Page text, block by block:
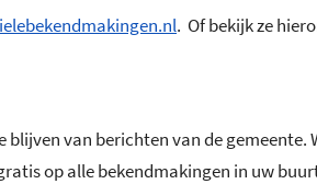
. Of bekijk ze
van berichten van de
op alle bekendmakingen in uw